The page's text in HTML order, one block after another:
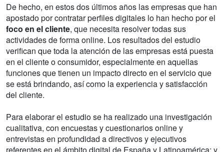
De hecho, en estos dos últimos años las empresas que han
apostado por contratar perfiles digitales lo han hecho por el
foco en el cliente, que necesita resolver todas sus
actividades de forma online. Los resultados del estudio
verifican que toda la atención de las empresas está puesta
en el cliente o consumidor, especialmente en aquellas
funciones que tienen un impacto directo en el servicio que
se está brindando, así como la experiencia y satisfacción
del cliente.
Para elaborar el estudio se ha realizado una investigación
cualitativa, con encuestas y cuestionarios online y
entrevistas en profundidad a directivos y ejecutivos
referentes en el ámbito digital de España y Latinoamérica; y